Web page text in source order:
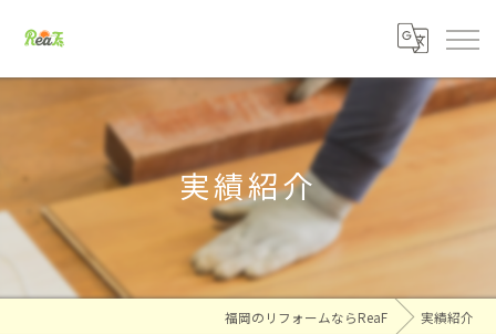
実績紹介
福岡のリフォームならReaF 実績紹介